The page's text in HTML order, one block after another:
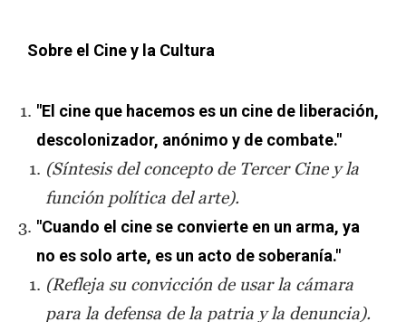
Sobre el Cine y la Cultura
"El cine que hacemos es un cine de liberación,
descolonizador, anónimo y de combate."
(Síntesis del concepto de Tercer Cine y la
función política del arte).
"Cuando el cine se convierte en un arma, ya
no es solo arte, es un acto de soberanía."
(Refleja su convicción de usar la cámara
para la defensa de la patria y la denuncia).